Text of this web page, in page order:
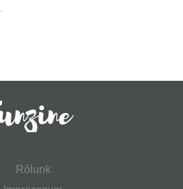
Rólunk